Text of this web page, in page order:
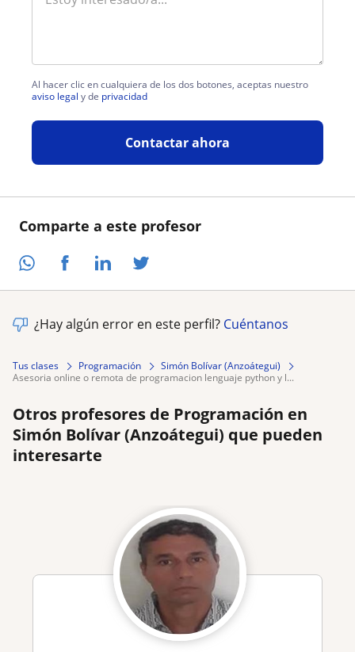
Comparte a este profesor
Al hacer clic en cualquiera de los dos botones, aceptas nuestro
aviso legal y de privacidad
Contactar ahora
¿Hay algún error en este perfil? Cuéntanos
Tus clases Programación
Simón Bolívar (Anzoátegui)
asesoria online o remota de programacion lenguaje python y l...
Otros profesores de Programación en
Simón Bolívar (Anzoátegui) que pueden
interesarte